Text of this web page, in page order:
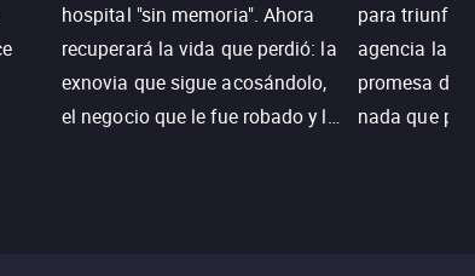
hospital "sin memoria". Ahora
recuperará la vida que perdió: la
exnovia que sigue acosándolo,
el negocio que le fue robado y la
para triunfar
agencia la
promesa de
nada que